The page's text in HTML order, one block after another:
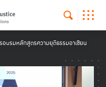
อบรมหลักสูตรความยุติธรรมอาเซียน